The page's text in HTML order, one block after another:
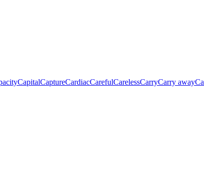
CapitalCaptureCardiacCarefulCarelessCarryCarry away